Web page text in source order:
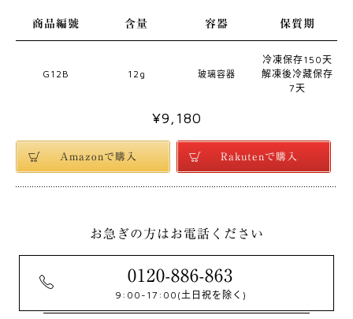
商品編號 含量 容器 保質期
G12B 12g 玻璃容器
冷凍保存150天
解凍後冷藏保存
7天
¥9,180
Amazonで購入 Rakutenで購入
お急ぎの方はお電話ください
0120-886-863
9:00-17:00 (土日祝を除く)